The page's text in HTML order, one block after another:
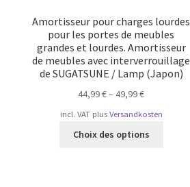
Amortisseur pour charges lourdes
pour les portes de meubles
grandes et lourdes. Amortisseur
de meubles avec interverrouillage
de SUGATSUNE / Lamp (Japon)
44,99€–49,99€
incl. VAT plus Versandkosten
Choix des options